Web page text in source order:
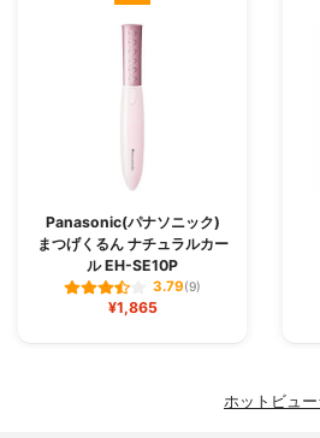
Panasonic(パナソニック)
まつげくるん ナチュラルカー
ル EH-SE10P
3.79(9)
¥1,865
ホットビュ